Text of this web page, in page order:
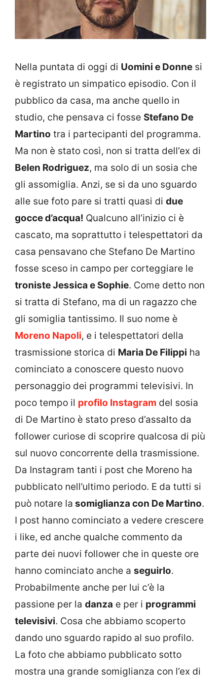
Nella puntata di oggi di Uomini e Donne si
è registrato un simpatico episodio. Con il
pubblico da casa, ma anche quello in
studio, che pensava ci fosse Stefano De
Martino tra i partecipanti del programma.
Ma non è stato così, non si tratta dell’ex di
Belen Rodriguez, ma solo di un sosia che
gli assomiglia. Anzi, se si da uno sguardo
alle sue foto pare si tratti quasi di due
gocce d’acqua! Qualcuno all’inizio ci è
cascato, ma soprattutto i telespettatori da
casa pensavano che Stefano De Martino
fosse sceso in campo per corteggiare le
troniste Jessica e Sophie. Come detto non
si tratta di Stefano, ma di un ragazzo che
gli somiglia tantissimo. Il suo nome è
Moreno Napoli, e i telespettatori della
trasmissione storica di Maria De Filippi ha
cominciato a conoscere questo nuovo
personaggio dei programmi televisivi. In
poco tempo il profilo Instagram del sosia
di De Martino è stato preso d’assalto da
follower curiose di scoprire qualcosa di più
sul nuovo concorrente della trasmissione.
Da Instagram tanti i post che Moreno ha
pubblicato nell’ultimo periodo. E da tutti si
può notare la somiglianza con De Martino.
I post hanno cominciato a vedere crescere
i like, ed anche qualche commento da
parte dei nuovi follower che in queste ore
hanno cominciato anche a seguirlo.
Probabilmente anche per lui c’è la
passione per la danza e per i programmi
televisivi. Cosa che abbiamo scoperto
dando uno sguardo rapido al suo profilo.
La foto che abbiamo pubblicato sotto
mostra una grande somiglianza con l’ex di